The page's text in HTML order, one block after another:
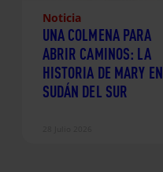
Noticia
UNA COLMENA PARA
ABRIR CAMINOS: LA
HISTORIA DE MARY EN
SUDÁN DEL SUR